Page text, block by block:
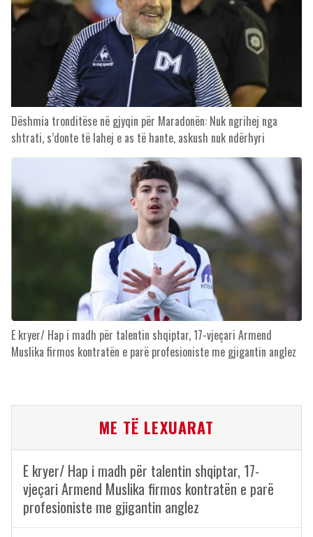
Dëshmia tronditëse në gjyqin për Maradonën: Nuk ngrihej nga
shtrati, s’donte të lahej e as të hante, askush nuk ndërhyri
E kryer/ Hap i madh për talentin shqiptar, 17-vjeçari Armend
Muslika firmos kontratën e parë profesioniste me gjigantin anglez
ME TË LEXUARAT
E kryer/ Hap i madh për talentin shqiptar, 17-
vjeçari Armend Muslika firmos kontratën e parë
profesioniste me gjigantin anglez